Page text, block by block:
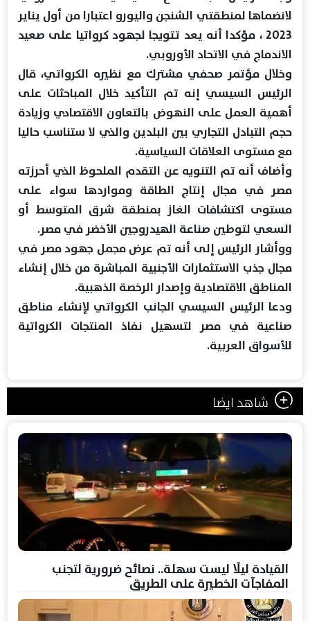
لانضماها لمنطقتي الشنجن واليورو اعتبارا من أول يناير
2023 ، مؤكدا أنه يعد تتويجا لجهود كرواتيا على صعيد
الاندماج في الاتحاد الأوروبي.
وخلال مؤتمر صحفي مشترك مع نظيره الكرواتي، قال
الرئيس السيسي إنه تم التأكيد خلال المباحثات على
أهمية العمل على النهوض بالتعاون الاقتصادي وزيادة
حجم التبادل التجاري بين البلدين والذي لا ستناسب حاليا
مع مستوى العلاقات السياسية.
وأضاف أنه تم التنويه عن التقدم الملحوظ الذي أحرزته
مصر في مجال إنتاج الطاقة ومواردها سواء على
مستوى اكتشافات الغاز بمنطقة شرق المتوسط أو
السعي لتوطين صناعة الهيدروجين الأخضر في مصر.
ووأشار الرئيس إلى أنه تم عرض مجمل جهود مصر في
مجال جذب الاستثمارات الأجنبية المباشرة من خلال إنشاء
المناطق الاقتصادية وإصدار الرخصة الذهبية.
ودعا الرئيس السيسي الجانب الكرواتي لإنشاء مناطق
صناعية في مصر لتسهيل نفاذ المنتجات الكرواتية
للأسواق العربية.
شاهد ايضا
القيادة ليلًا ليست سهلة.. نصائح ضرورية لتجنب
المفاجآت الخطيرة على الطريق